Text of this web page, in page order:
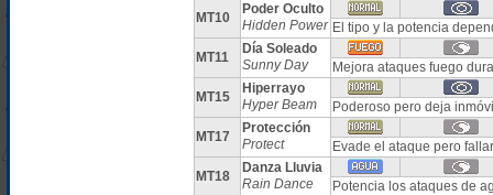
MT10
Poder Oculto
Hidden Power El tipo y la potencia
MT11
Día Soleado
Sunny Day
Mejora ataques fuego
MT15
Hiperrayo
Hyper Beam
Poderoso pero deja
MT17
Protección
Protect
Evade el ataque pero
MT18
Danza Lluvia
Rain Dance
Potencia los ataques de